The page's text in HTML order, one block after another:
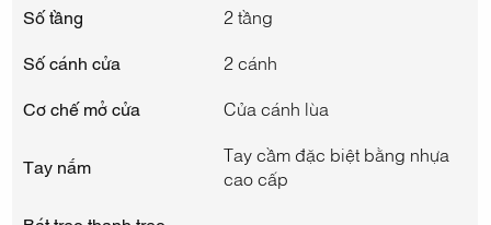
Số tầng
2 tầng
Số cánh cửa
2 cánh
Cơ chế mở cửa
Cửa cánh lùa
Tay nắm
Tay cầm đặc biệt bằng nhựa
cao cấp